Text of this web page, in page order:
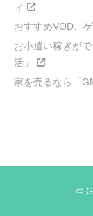
ィ
おすすめVOD、
お小遣い稼ぎが
活」
家を売るなら「
©